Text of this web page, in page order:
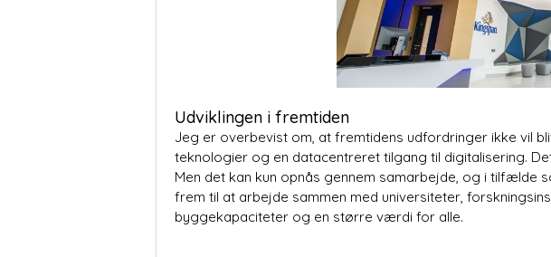
Udviklingen i fremtiden
Jeg er overbevist om, at fremtidens udfordringer ikke vil
teknologier og en datacentreret tilgang til digitalisering.
Men det kan kun opnås gennem samarbejde, og i tilfælde
frem til at arbejde sammen med universiteter,
byggekapaciteter og en større værdi for alle.